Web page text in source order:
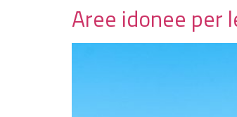
Aree idonee per